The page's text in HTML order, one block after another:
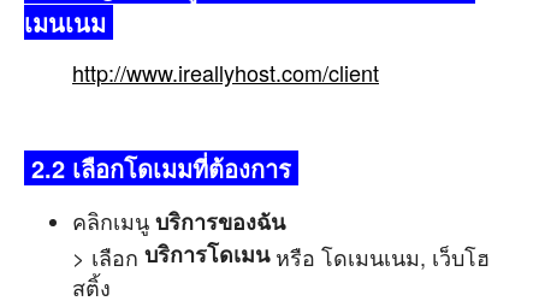
เมนเนม
http://www.ireallyhost.com/client​
2.2 เลือกโดเมมที่ต้องการ
คลิกเมนูบริการของฉัน
> เลือก บริการโดเมนหรือ โดเมนเนม, เว็บโฮ
สติ้ง